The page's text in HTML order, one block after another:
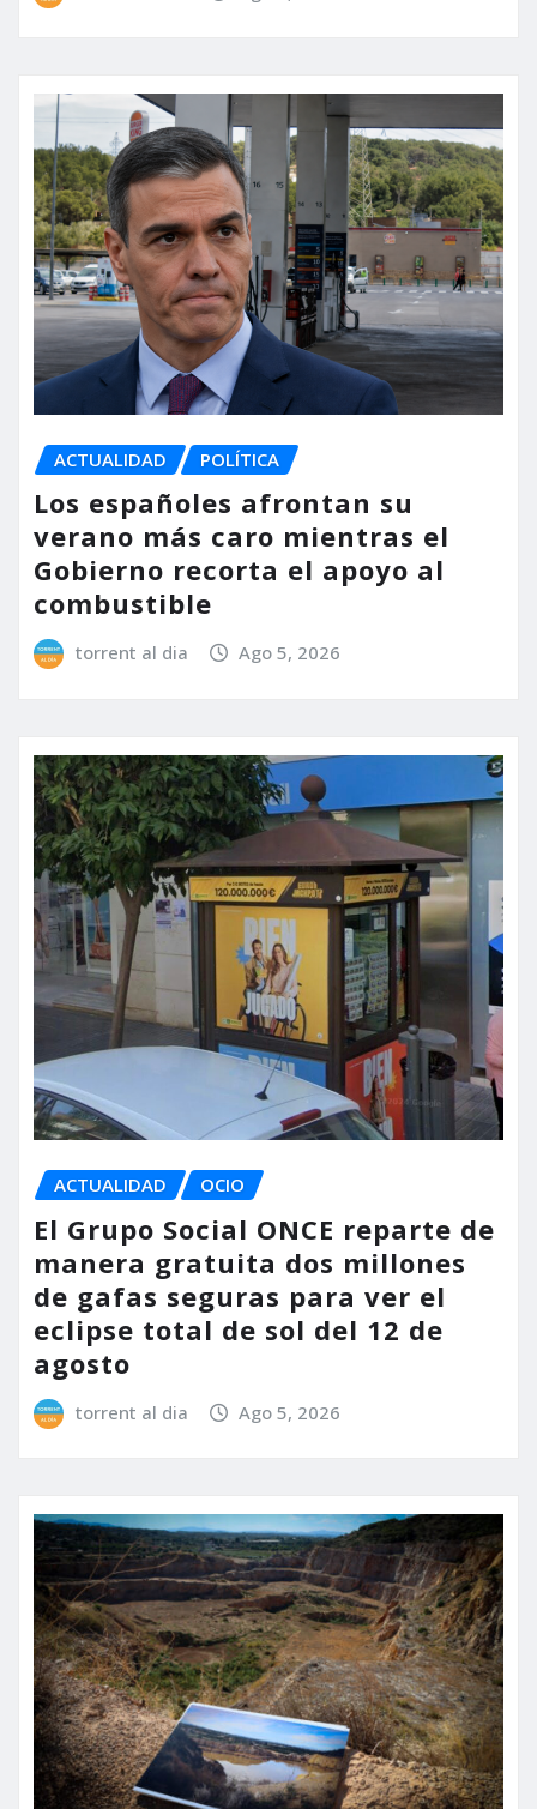
ACTUALIDAD POLÍTICA
Los españoles afrontan su
verano más caro mientras el
Gobierno recorta el apoyo al
combustible
torrent al dia Ago 5, 2026
ACTUALIDAD OCIO
El Grupo Social ONCE reparte de
manera gratuita dos millones
de gafas seguras para ver el
eclipse total de sol del 12 de
agosto
torrent al dia Ago 5, 2026